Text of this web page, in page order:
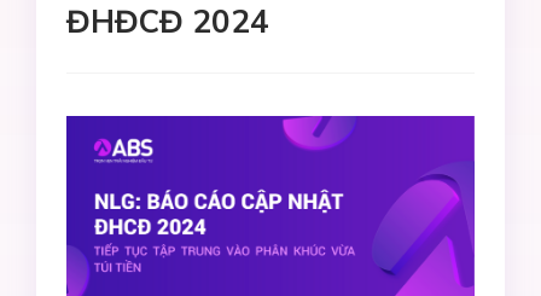
ĐHĐCĐ 2024